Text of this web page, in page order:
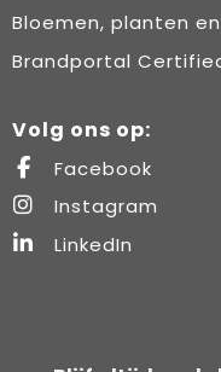
Bloemen, planten
Brandportal
Volg ons op:
Facebook
Instagram
LinkedIn